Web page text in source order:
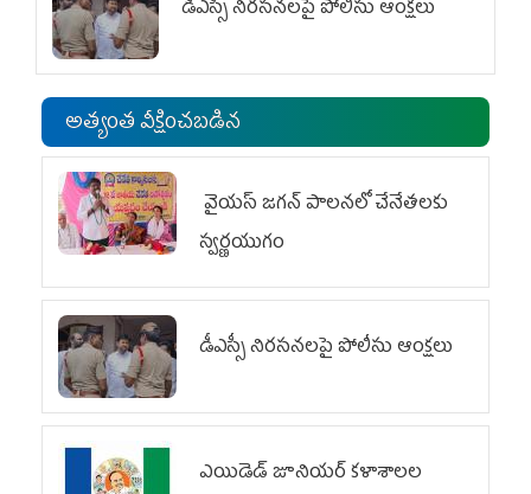
డీఎస్సీ నిరసనలపై పోలీసు ఆంక్షలు
అత్యంత వీక్షించబడిన
వైయ‌స్ జగన్ పాలనలో చేనేతలకు
స్వర్ణయుగం
డీఎస్సీ నిరసనలపై పోలీసు ఆంక్షలు
ఎయిడెడ్‌ జూనియర్‌ కళాశాలల